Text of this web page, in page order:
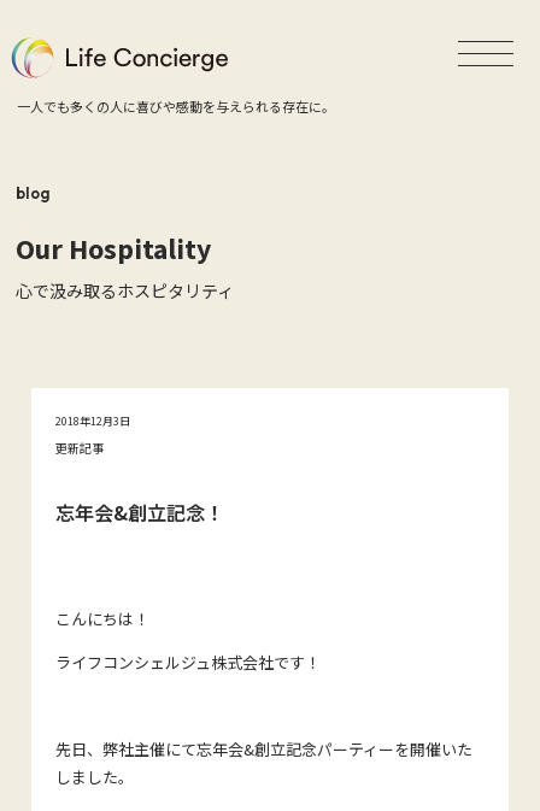
一人でも多くの人に喜びや感動を与えられる存在に。
blog
Our Hospitality
心で汲み取るホスピタリティ
2018年12月3日
更新記事
忘年会&創立記念！
こんにちは！
ライフコンシェルジュ株式会社です！
先日、弊社主催にて忘年会&創立記念パーティーを開催いた
しました。